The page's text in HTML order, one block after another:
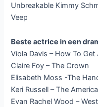
Unbreakable Kimmy
Veep
Beste actrice in een
Viola Davis – How To
Claire Foy – The Crown
Elisabeth Moss -The
Keri Russell – The
Evan Rachel Wood –